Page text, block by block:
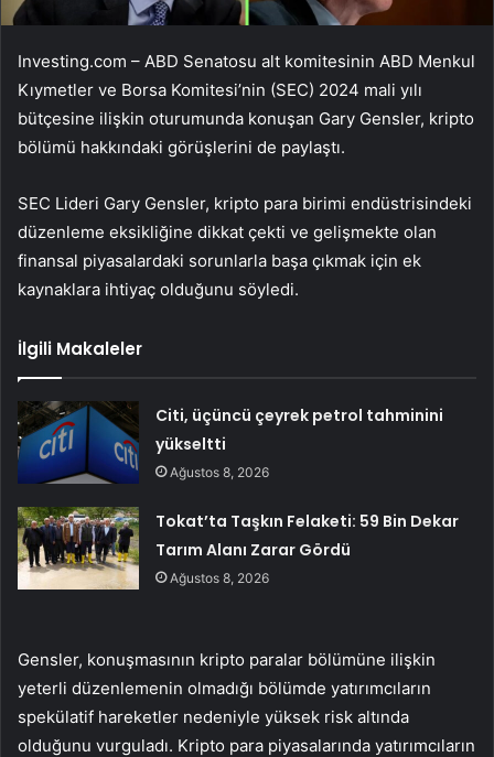
Investing.com – ABD Senatosu alt komitesinin ABD Menkul
Kıymetler ve Borsa Komitesi’nin (SEC) 2024 mali yılı
bütçesine ilişkin oturumunda konuşan Gary Gensler, kripto
bölümü hakkındaki görüşlerini de paylaştı.
SEC Lideri Gary Gensler, kripto para birimi endüstrisindeki
düzenleme eksikliğine dikkat çekti ve gelişmekte olan
finansal piyasalardaki sorunlarla başa çıkmak için ek
kaynaklara ihtiyaç olduğunu söyledi.
İlgili Makaleler
Citi, üçüncü çeyrek petrol tahminini
yükseltti
Ağustos 8, 2026
Tokat’ta Taşkın Felaketi: 59 Bin Dekar
Tarım Alanı Zarar Gördü
Ağustos 8, 2026
Gensler, konuşmasının kripto paralar bölümüne ilişkin
yeterli düzenlemenin olmadığı bölümde yatırımcıların
spekülatif hareketler nedeniyle yüksek risk altında
olduğunu vurguladı. Kripto para piyasalarında yatırımcıların